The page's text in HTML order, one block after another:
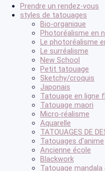
Prendre un rendez-vous
styles de tatouages
Bio-organique
Photoréalisme en
Le photoréalisme
Le surréalisme
New School
Petit tatouage
Sketchy/croquis
Japonais
Tatouage en ligne
Tatouage maori
Micro-réalisme
Aquarelle
TATOUAGES DE
Tatouages d'anime
Ancienne école
Blackwork
Tatouage